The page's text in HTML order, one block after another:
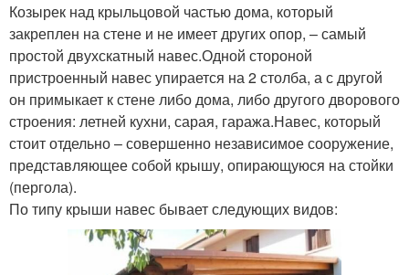
Козырек над крыльцовой частью дома, который
закреплен на стене и не имеет других опор, – самый
простой двухскатный навес.Одной стороной
пристроенный навес упирается на 2 столба, а с другой
он примыкает к стене либо дома, либо другого дворового
строения: летней кухни, сарая, гаража.Навес, который
стоит отдельно – совершенно независимое сооружение,
представляющее собой крышу, опирающуюся на стойки
(пергола).
По типу крыши навес бывает следующих видов: